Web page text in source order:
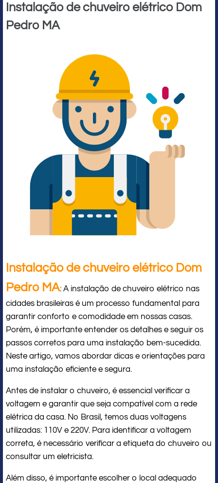
Instalação de chuveiro elétrico Dom
Pedro MA
Instalação de chuveiro elétrico Dom
Pedro MA: A instalação de chuveiro elétrico nas
cidades brasileiras é um processo fundamental para
garantir conforto e comodidade em nossas casas.
Porém, é importante entender os detalhes e seguir os
passos corretos para uma instalação bem-sucedida.
Neste artigo, vamos abordar dicas e orientações para
uma instalação eficiente e segura.
Antes de instalar o chuveiro, é essencial verificar a
voltagem e garantir que seja compatível com a rede
elétrica da casa. No Brasil, temos duas voltagens
utilizadas: 110V e 220V. Para identificar a voltagem
correta, é necessário verificar a etiqueta do chuveiro ou
consultar um eletricista.
Além disso, é importante escolher o local adequado